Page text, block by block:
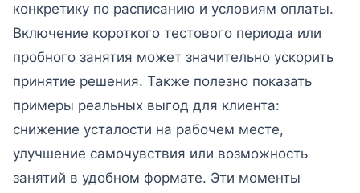
конкретику по расписанию и условиям оплаты.
Включение короткого тестового периода или
пробного занятия может значительно ускорить
принятие решения. Также полезно показать
примеры реальных выгод для клиента:
снижение усталости на рабочем месте,
улучшение самочувствия или возможность
занятий в удобном формате. Эти моменты